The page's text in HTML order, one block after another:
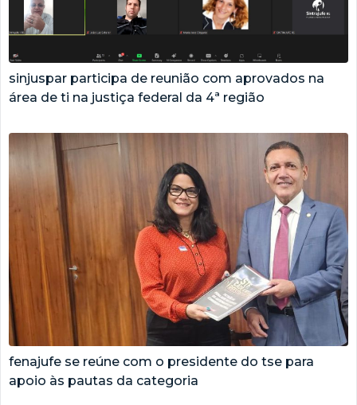
sinjuspar participa de reunião com aprovados na
área de ti na justiça federal da 4ª região
fenajufe se reúne com o presidente do tse para
apoio às pautas da categoria